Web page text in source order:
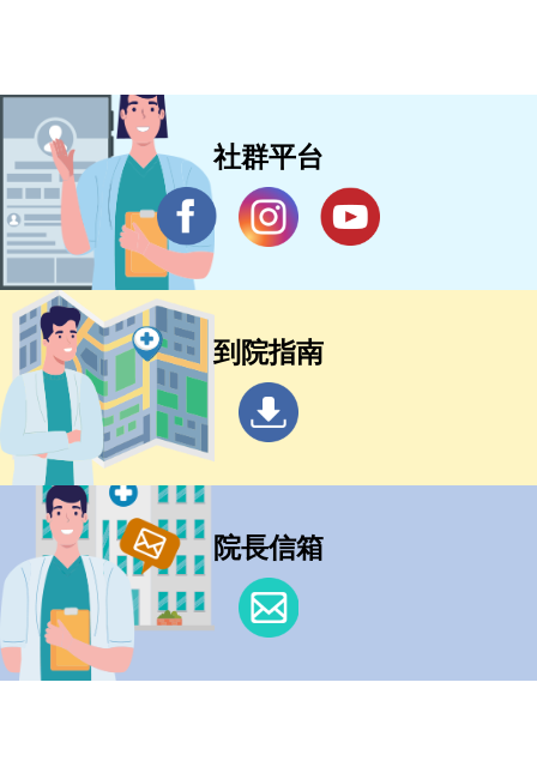
社群平台
到院指南
院長信箱